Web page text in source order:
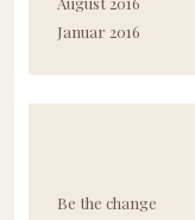
Januar 2016
Be the change